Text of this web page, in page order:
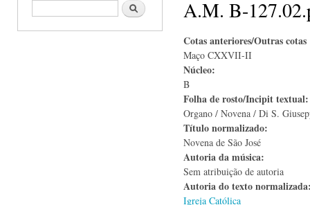
Search form Search A.M. B-
Cotas anteriores/Outras
Maço CXXVII-II
Núcleo:
B
Folha de rosto/Incipit
Organo / Novena / Di S.
Título normalizado:
Novena de São José
Autoria da música:
Sem atribuição de autoria
Autoria do texto
Igreja Católica